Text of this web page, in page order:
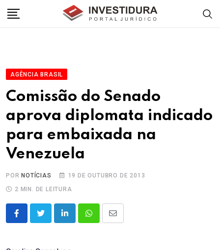
AGÊNCIA BRASIL
Comissão do Senado
aprova diplomata indicado
para embaixada na
Venezuela
POR NOTÍCIAS
19 DE OUTUBRO DE 2013
2 MIN. DE LEITURA
LinkedInWhatsappShare